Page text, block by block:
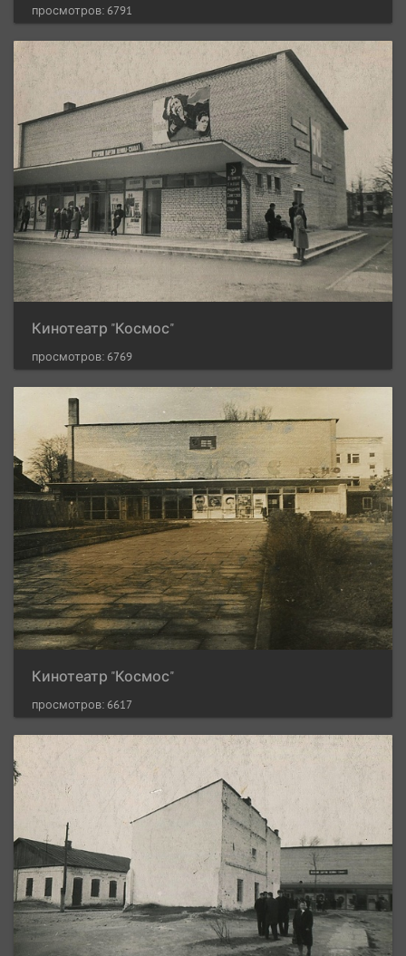
просмотров: 6791
Кинотеатр "Космос"
просмотров: 6769
Кинотеатр "Космос"
просмотров: 6617